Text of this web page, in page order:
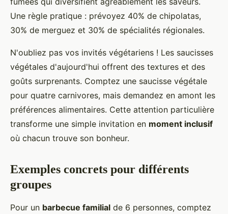
Une règle pratique : prévoyez 40% de chipolatas,
30% de merguez et 30% de spécialités régionales.
N'oubliez pas vos invités végétariens ! Les saucisses
végétales d'aujourd'hui offrent des textures et des
goûts surprenants. Comptez une saucisse végétale
pour quatre carnivores, mais demandez en amont les
préférences alimentaires. Cette attention particulière
transforme une simple invitation en moment inclusif
où chacun trouve son bonheur.
Exemples concrets pour différents
groupes
Pour un barbecue familial de 6 personnes, comptez